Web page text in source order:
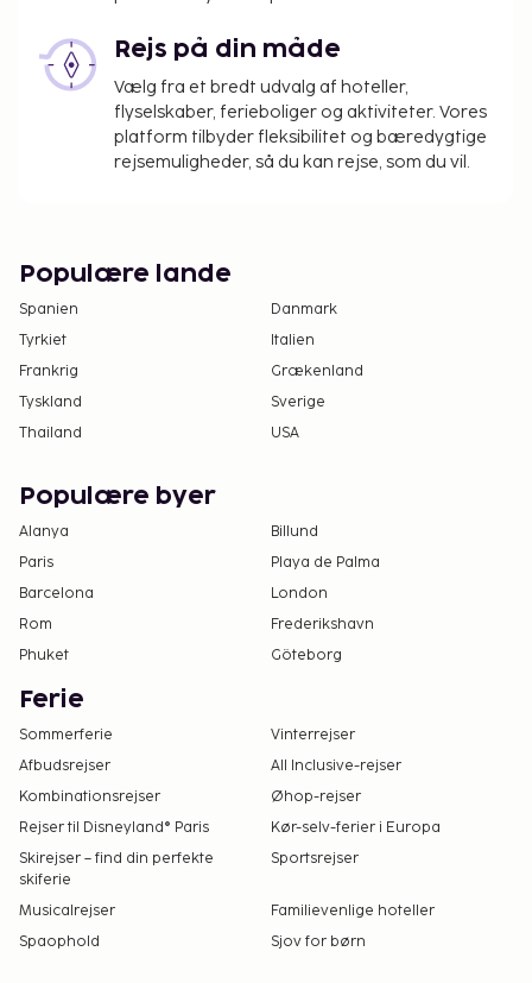
Rejs på din måde
Vælg fra et bredt udvalg af hoteller,
flyselskaber, ferieboliger og aktiviteter. Vores
platform tilbyder fleksibilitet og bæredygtige
rejsemuligheder, så du kan rejse, som du vil.
Populære lande
Spanien
Danmark
Tyrkiet
Italien
Frankrig
Grækenland
Tyskland
Sverige
Thailand
USA
Populære byer
Alanya
Billund
Paris
Playa de Palma
Barcelona
London
Rom
Frederikshavn
Phuket
Göteborg
Ferie
Sommerferie
Vinterrejser
Afbudsrejser
All Inclusive-rejser
Kombinationsrejser
Øhop-rejser
Rejser til Disneyland® Paris
Kør-selv-ferier i Europa
Skirejser – find din perfekte
skiferie
Sportsrejser
Musicalrejser
Familievenlige hoteller
Spaophold
Sjov for børn